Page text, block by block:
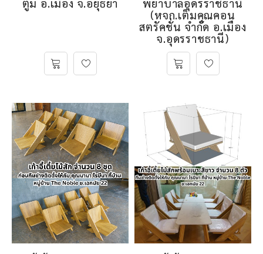
(หจก.เต็มคุณคอน
สตรัคชั่น จำกัด อ.เมือง
จ.อุดรราชธานี)